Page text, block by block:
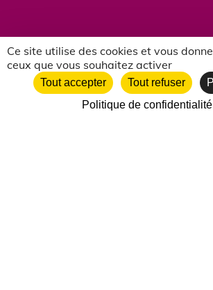
Ce site utilise des cookies et vous
ceux que vous souhaitez activer
Tout accepter Tout refuser
Politique de confidentialité
NOS PARTENAIRES ASSOCIATIFS